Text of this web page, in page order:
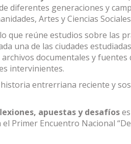
diferentes generaciones y
Artes y Ciencias
que reúne estudios sobre las
una de las ciudades
documentales y
intervinientes.
entrerriana reciente y
apuestas y desafíos
Primer Encuentro Nacional